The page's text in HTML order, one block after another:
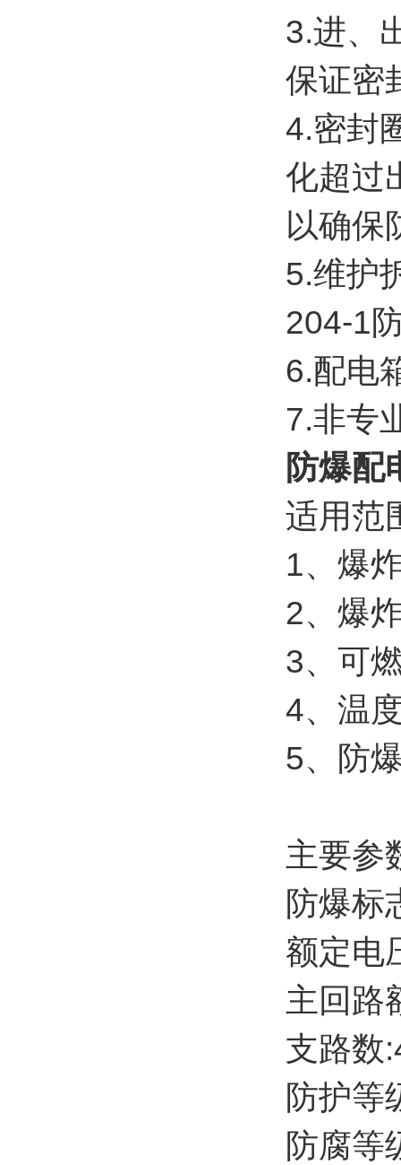
3.进、
保证密
4.密封
化超过
以确保
5.维护
204-1
6.配电
7.非专
防爆配
适用范
1、爆
2、爆
3、可
4、温
5、防
主要参
防爆标
额定电
主回路
支路数
防护等
防腐等